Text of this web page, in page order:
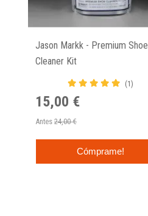
Jason Markk - Premium Shoe
Cleaner Kit
(1)
15,00 €
Antes 24,00 €
Cómprame!